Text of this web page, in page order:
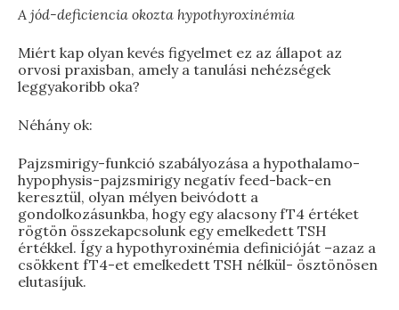
A jód-deficiencia okozta hypothyroxinémia
Miért kap olyan kevés figyelmet ez az állapot az
orvosi praxisban, amely a tanulási nehézségek
leggyakoribb oka?
Néhány ok:
Pajzsmirigy-funkció szabályozása a hypothalamo-
hypophysis-pajzsmirigy negatív feed-back-en
keresztül, olyan mélyen beivódott a
gondolkozásunkba, hogy egy alacsony fT4 értéket
rögtön összekapcsolunk egy emelkedett TSH
értékkel. Így a hypothyroxinémia definicióját –azaz a
csökkent fT4-et emelkedett TSH nélkül- ösztönösen
elutasíjuk.